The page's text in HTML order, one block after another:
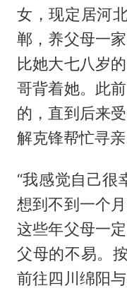
女，现定居河
郸，养父母一
比她大七八岁
哥背着她。此
的，直到后来
解克锋帮忙寻亲
“我感觉自己很
想到不到一个
这些年父母一
父母的不易。
前往四川绵阳